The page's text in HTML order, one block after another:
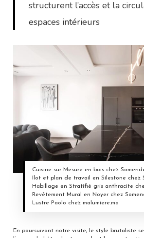
structurent l’accès et la
espaces intérieurs
Cuisine sur Mesure en bois chez
Ilot et plan de travail en Silestone chez
Habillage en Stratifié gris anthracite
Revêtement Mural en Noyer chez
Lustre Paolo chez malumiere.ma
En poursuivant notre visite, le style brutaliste